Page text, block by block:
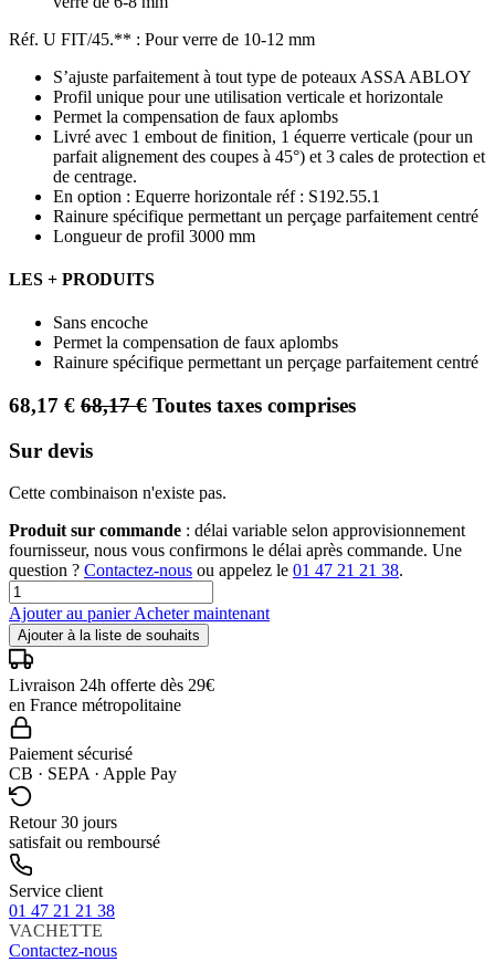
Réf. U FIT/45.** : Pour verre de 10-12 mm
S’ajuste parfaitement à tout type de poteaux ASSA ABLOY
Profil unique pour une utilisation verticale et horizontale
Permet la compensation de faux aplombs
Livré avec 1 embout de finition, 1 équerre verticale (pour un
parfait alignement des coupes à 45°) et 3 cales de protection et
de centrage.
En option : Equerre horizontale réf : S192.55.1
Rainure spécifique permettant un perçage parfaitement centré
Longueur de profil 3000 mm
LES + PRODUITS
Sans encoche
Permet la compensation de faux aplombs
Rainure spécifique permettant un perçage parfaitement centré
68,17 € 68,17€ Toutes taxes comprises
Sur devis
Cette combinaison n'existe pas.
Produit sur commande : délai variable selon approvisionnement
fournisseur, nous vous confirmons le délai après commande. Une
question ? Contactez-nous ou appelez le 01 47 21 21 38.
Ajouter au panierAcheter maintenant
Ajouter à la liste de souhaits
Livraison 24h offerte dès 29€
en France métropolitaine
Paiement sécurisé
CB · SEPA · Apple Pay
Retour 30 jours
satisfait ou remboursé
Service client
01 47 21 21 38
VACHETTE
Contactez-nous